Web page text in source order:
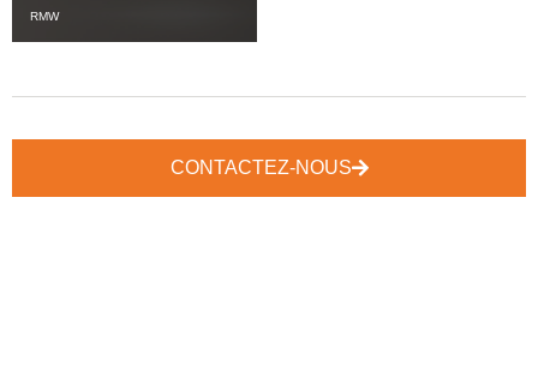
RMW
CONTACTEZ-NOUS